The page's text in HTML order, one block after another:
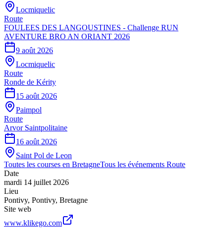
Locmiquelic
Route
FOULEES DES LANGOUSTINES - Challenge RUN
AVENTURE BRO AN ORIANT 2026
9 août 2026
Locmiquelic
Route
Ronde de Kérity
15 août 2026
Paimpol
Route
Arvor Saintpolitaine
16 août 2026
Saint Pol de Leon
Toutes les courses en BretagneTous les événements Route
Date
mardi 14 juillet 2026
Lieu
Pontivy, Pontivy, Bretagne
Site web
www.klikego.com